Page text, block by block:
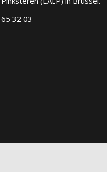
32 03